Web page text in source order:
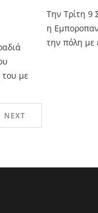
του με
Από
Την Τρίτη 9
η
την πόλη με
NEXT